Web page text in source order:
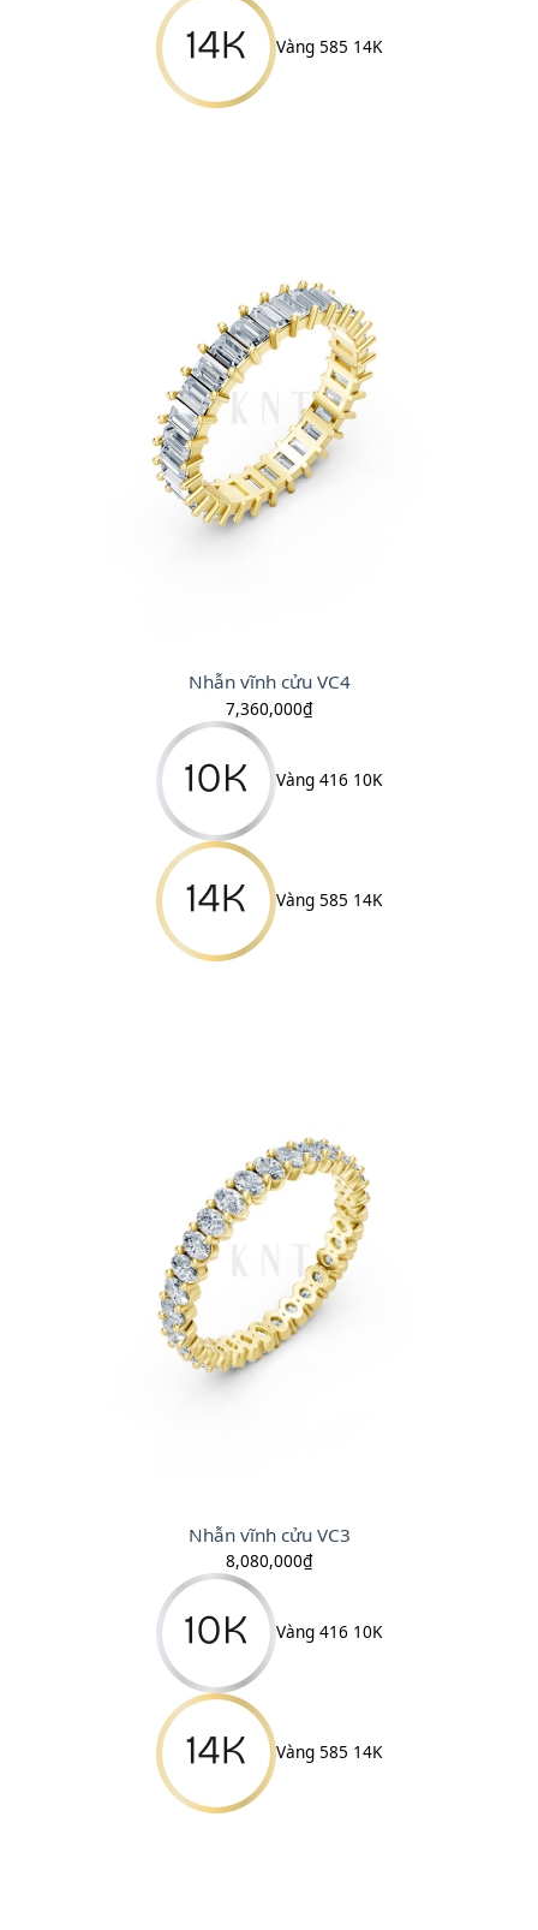
Vàng 585 14K
Nhẫn vĩnh cửu VC4
7,360,000₫
Vàng 416 10K
Vàng 585 14K
Nhẫn vĩnh cửu VC3
8,080,000₫
Vàng 416 10K
Vàng 585 14K